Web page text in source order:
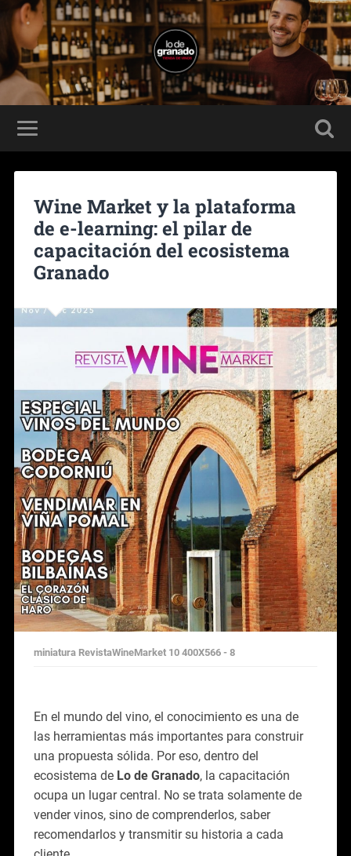
Wine Market y la plataforma
de e-learning: el pilar de
capacitación del ecosistema
Granado
miniatura RevistaWineMarket 10 400X566 - 8
En el mundo del vino, el conocimiento es una de
las herramientas más importantes para construir
una propuesta sólida. Por eso, dentro del
ecosistema de Lo de Granado, la capacitación
ocupa un lugar central. No se trata solamente de
vender vinos, sino de comprenderlos, saber
recomendarlos y transmitir su historia a cada